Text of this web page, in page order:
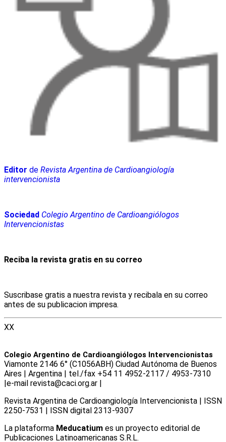
Editor de Revista Argentina de Cardioangiología
intervencionista
Sociedad Colegio Argentino de Cardioangiólogos
Intervencionistas
Reciba la revista gratis en su correo
Suscribase gratis a nuestra revista y recibala en su correo
antes de su publicacion impresa.
XX
Colegio Argentino de Cardioangiólogos Intervencionistas
Viamonte 2146 6° (C1056ABH) Ciudad Autónoma de Buenos
Aires | Argentina | tel./fax +54 11 4952-2117 / 4953-7310
|e-mail revista@caci.org.ar |
Revista Argentina de Cardioangiologí­a Intervencionista | ISSN
2250-7531 | ISSN digital 2313-9307
La plataforma Meducatium es un proyecto editorial de
Publicaciones Latinoamericanas S.R.L.